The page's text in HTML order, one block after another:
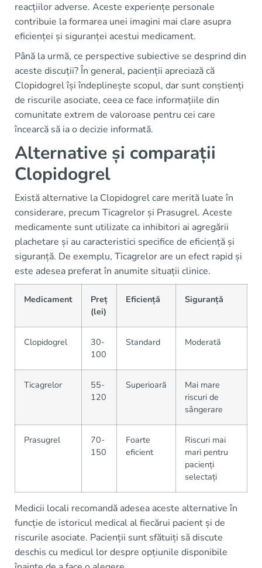
reacțiilor adverse. Aceste experiențe personale
contribuie la formarea unei imagini mai clare asupra
eficienței și siguranței acestui medicament.
Până la urmă, ce perspective subiective se desprind din
aceste discuții? În general, pacienții apreciază că
Clopidogrel își îndeplinește scopul, dar sunt conștienți
de riscurile asociate, ceea ce face informațiile din
comunitate extrem de valoroase pentru cei care
încearcă să ia o decizie informată.
Alternative și comparații
Clopidogrel
Există alternative la Clopidogrel care merită luate în
considerare, precum Ticagrelor și Prasugrel. Aceste
medicamente sunt utilizate ca inhibitori ai agregării
plachetare și au caracteristici specifice de eficiență și
siguranță. De exemplu, Ticagrelor are un efect rapid și
este adesea preferat în anumite situații clinice.
Medicament
Preț
(lei)
Eficiență Siguranță
Clopidogrel
30-
100
Standard Moderată
Ticagrelor
55-
120
Superioară
Mai mare
riscuri de
sângerare
Prasugrel
70-
150
Foarte
eficient
Riscuri mai
mari pentru
pacienți
selectați
Medicii locali recomandă adesea aceste alternative în
funcție de istoricul medical al fiecărui pacient și de
riscurile asociate. Pacienții sunt sfătuiți să discute
deschis cu medicul lor despre opțiunile disponibile